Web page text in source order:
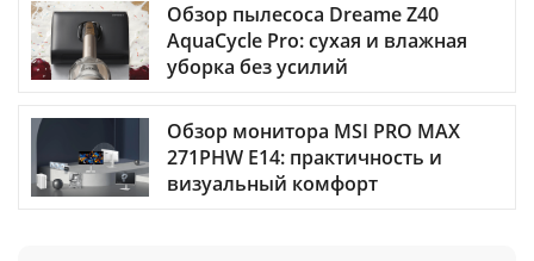
Обзор пылесоса Dreame Z40
AquaCycle Pro: сухая и влажная
уборка без усилий
Обзор монитора MSI PRO MAX
271PHW E14: практичность и
визуальный комфорт